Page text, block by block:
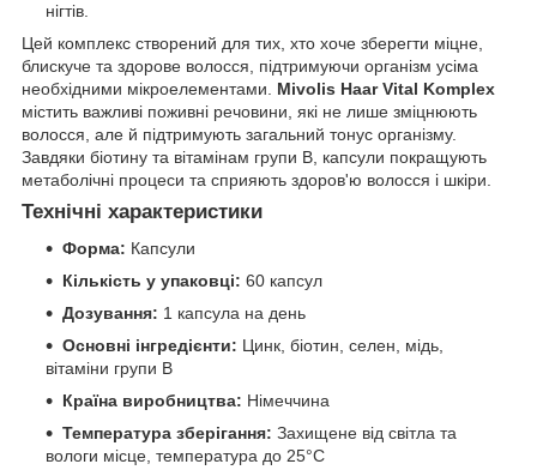
нігтів.
Цей комплекс створений для тих, хто хоче зберегти міцне,
блискуче та здорове волосся, підтримуючи організм усіма
необхідними мікроелементами. Mivolis Haar Vital Komplex
містить важливі поживні речовини, які не лише зміцнюють
волосся, але й підтримують загальний тонус організму.
Завдяки біотину та вітамінам групи B, капсули покращують
метаболічні процеси та сприяють здоров'ю волосся і шкіри.
Технічні характеристики
Форма: Капсули
Кількість у упаковці: 60 капсул
Дозування: 1 капсула на день
Основні інгредієнти: Цинк, біотин, селен, мідь,
вітаміни групи B
Країна виробництва: Німеччина
Температура зберігання: Захищене від світла та
вологи місце, температура до 25°C